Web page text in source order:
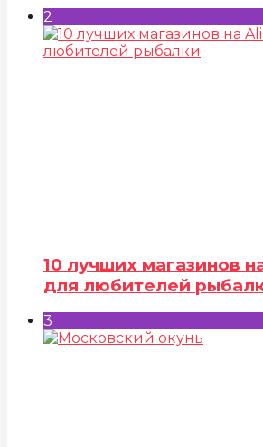
2
10 лучших магазинов
для любителей
3